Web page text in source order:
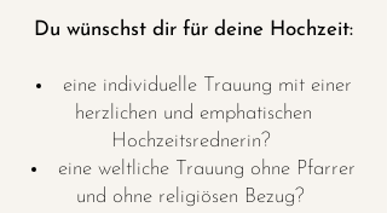
Du wünschst dir für deine Hochzeit:
eine individuelle Trauung mit einer
herzlichen und emphatischen
Hochzeitsrednerin?
eine weltliche Trauung ohne Pfarrer
und ohne religiösen Bezug?